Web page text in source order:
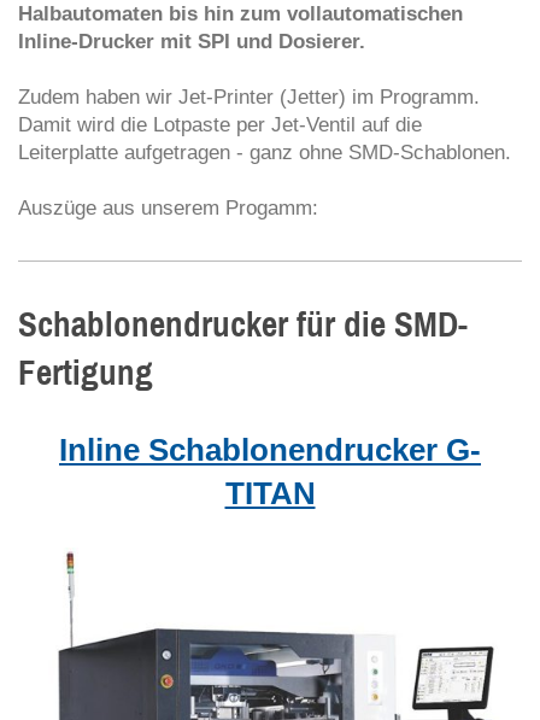
Halbautomaten bis hin zum vollautomatischen
Inline-Drucker mit SPI und Dosierer.
Zudem haben wir Jet-Printer (Jetter) im Programm.
Damit wird die Lotpaste per Jet-Ventil auf die
Leiterplatte aufgetragen - ganz ohne SMD-Schablonen.
Auszüge aus unserem Progamm:
Schablonendrucker für die SMD-
Fertigung
Inline Schablonendrucker G-
TITAN